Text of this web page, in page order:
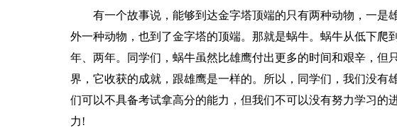
有一个故事说，能够到达金字塔顶端的只有两种动物，一是
外一种动物，也到了金字塔的顶端。那就是蜗牛。蜗牛从低下爬
年、两年。同学们，蜗牛虽然比雄鹰付出更多的时间和艰辛，但
界，它收获的成就，跟雄鹰是一样的。所以，同学们，我们没有
们可以不具备考试拿高分的能力，但我们不可以没有努力学习的
力!